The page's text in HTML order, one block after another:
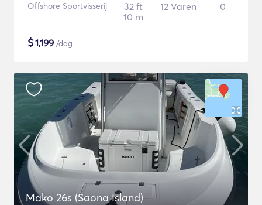
Offshore Sportvisserij
32 ft
10 m
12 Varen 0
$1,199 /dag
Mako 26s (Saona Island)